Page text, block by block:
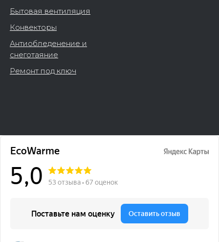
Бытовая вентиляция
Конвекторы
Антиобледенение и
снеготаяние
Ремонт под ключ